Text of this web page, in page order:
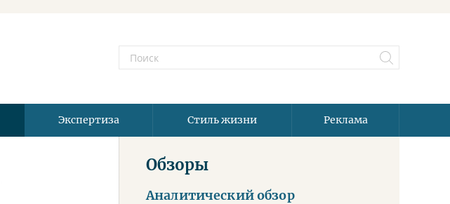
Экспертиза Стиль жизни Реклама
Обзоры
Аналитический обзор